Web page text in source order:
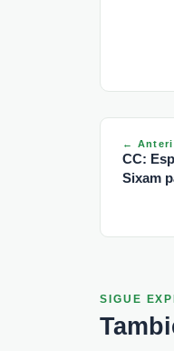
←
CC:
Sixam
SIGUE